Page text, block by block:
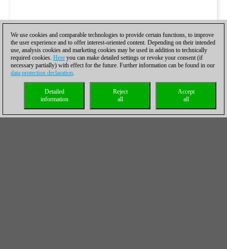
We use cookies and comparable technologies to provide certain functions, to improve
the user experience and to offer interest-oriented content. Depending on their intended
use, analysis cookies and marketing cookies may be used in addition to technically
required cookies. Here you can make detailed settings or revoke your consent (if
necessary partially) with effect for the future. Further information can be found in our
data protection declaration.
Accept
all
Reject
all
Detailed
information